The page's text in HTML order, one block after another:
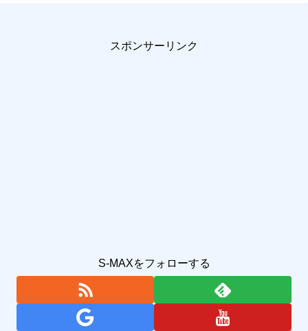
スポンサーリンク
S-MAXをフォローする